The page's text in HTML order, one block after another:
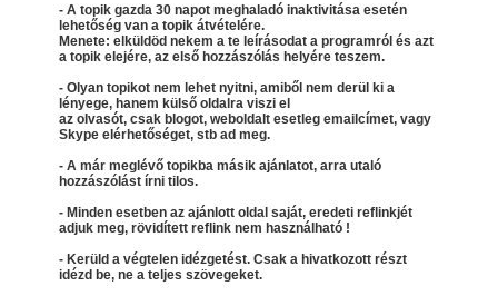
- A topik gazda 30 napot meghaladó inaktivitása esetén
lehetőség van a topik átvételére.
Menete: elküldöd nekem a te leírásodat a programról és azt
a topik elejére, az első hozzászólás helyére teszem.
- Olyan topikot nem lehet nyitni, amiből nem derül ki a
lényege, hanem külső oldalra viszi el
az olvasót, csak blogot, weboldalt esetleg emailcímet, vagy
Skype elérhetőséget, stb ad meg.
- A már meglévő topikba másik ajánlatot, arra utaló
hozzászólást írni tilos.
- Minden esetben az ajánlott oldal saját, eredeti reflinkjét
adjuk meg, rövidített reflink nem használható !
- Kerüld a végtelen idézgetést. Csak a hivatkozott részt
idézd be, ne a teljes szövegeket.